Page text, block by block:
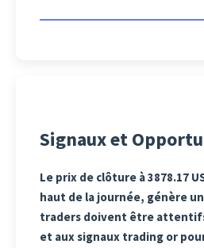
Signaux et
Le prix de clôture à 3878.17
haut de la journée, génère
traders doivent être
et aux signaux trading or